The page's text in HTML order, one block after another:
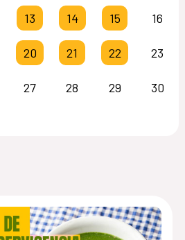
13 14 15 16
20 21 22 23
27 28 29 30